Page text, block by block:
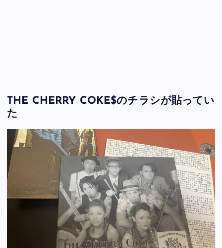
THE CHERRY COKE$のチラシが貼ってい
た